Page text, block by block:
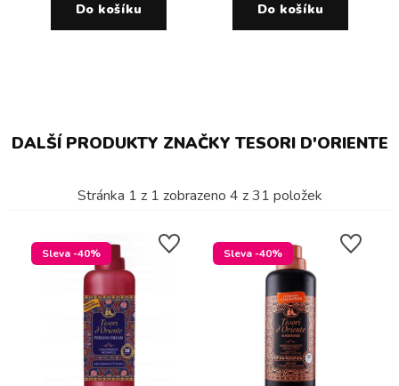
Do košíku Do košíku
DALŠÍ PRODUKTY ZNAČKY TESORI D'ORIENTE
Stránka 1 z 1 zobrazeno 4 z31 položek
Sleva -40% Sleva -40%